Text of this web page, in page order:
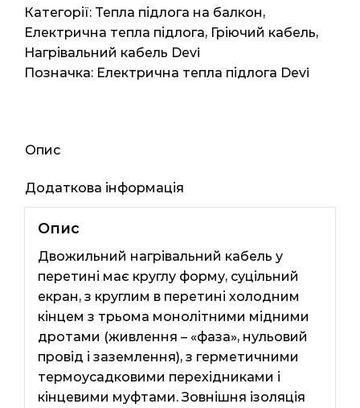
15мп
1.5м2
270Вт
кількість
Категорії: Тепла підлога на балкон,
Електрична тепла підлога, Гріючий кабель,
Нагрівальний кабель Devi
Позначка: Електрична тепла підлога Devi
Опис
Додаткова інформація
Опис
Двожильний нагрівальний кабель у
перетині має круглу форму, суцільний
екран, з круглим в перетині холодним
кінцем з трьома монолітними мідними
дротами (живлення – «фаза», нульовий
провід і заземлення), з герметичними
термоусадковими перехідниками і
кінцевими муфтами. Зовнішня ізоляція